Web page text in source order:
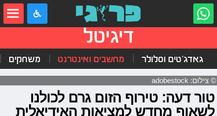
דיגיטל
גאדג'טים וסלולר מחשבים ואינטרנט משחקים
© צילום: adobestock
טור דעה: טירוף הזום גרם לכולנו
לשאוף מחדש למציאות האידיאלית